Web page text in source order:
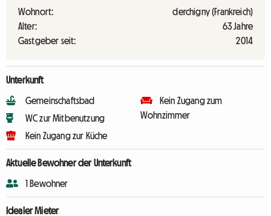
Wohnort:
derchigny (Frankreich)
Alter:
63 Jahre
Gastgeber seit:
2014
Unterkunft
Gemeinschaftsbad
WC zur Mitbenutzung
Kein Zugang zur Küche
Kein Zugang zum
Wohnzimmer
Aktuelle Bewohner der Unterkunft
1 Bewohner
Idealer Mieter